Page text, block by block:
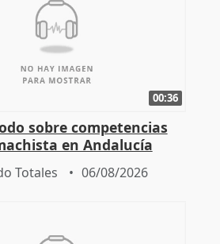
00:36
sobre competencias
en Andalucía
Totales 06/08/2026